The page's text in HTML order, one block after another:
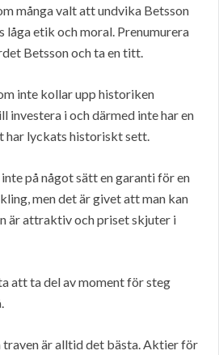
många valt att undvika Betsson
låga etik och moral. Prenumurera
Betsson och ta en titt.
inte kollar upp historiken
investera i och därmed inte har en
har lyckats historiskt sett.
på något sätt en garanti för en
men det är givet att man kan
är attraktiv och priset skjuter i
att ta del av moment för steg
traven är alltid det bästa. Aktier för